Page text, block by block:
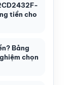
tiền cho
Bảng
chọn